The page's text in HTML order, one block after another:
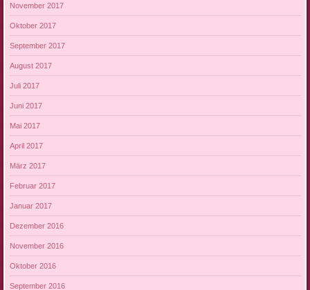
November 2017
Oktober 2017
September 2017
August 2017
Juli 2017
Juni 2017
Mai 2017
April 2017
März 2017
Februar 2017
Januar 2017
Dezember 2016
November 2016
Oktober 2016
September 2016